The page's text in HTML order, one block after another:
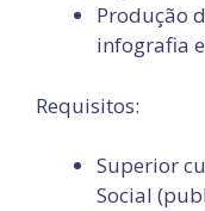
Produção
infografia
Requisitos:
Superior
Social